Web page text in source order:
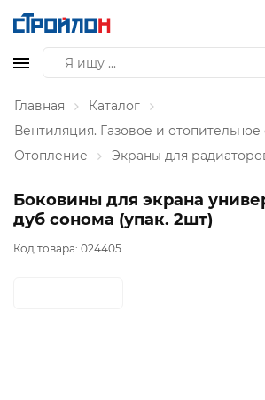
Главная
Каталог
Отопление
Экраны для
Боковины для экрана
дуб сонома (упак. 2шт)
Код товара: 024405